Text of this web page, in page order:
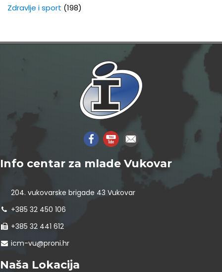
Zdravlje i sport (198)
Info centar za mlade Vukovar
204. vukovarske brigade 43 Vukovar
+385 32 450 106
+385 32 441 612
icm-vu@proni.hr
Naša Lokacija